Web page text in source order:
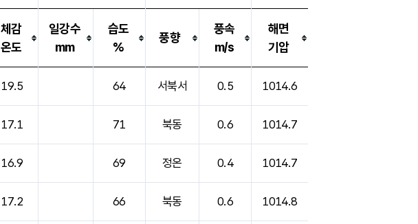
체감
온도
일강수
mm
습도
%
풍향
풍속
m/s
해면
기압
19.5 64 서북서 0.5 1014.6
17.1 71 북동 0.6 1014.7
16.9 69 정온 0.4 1014.7
17.2 66 북동 0.6 1014.8